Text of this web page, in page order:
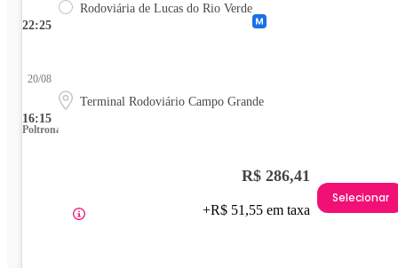
22:25
Rodoviária de Lucas do Rio Verde
16:15
20/08
Terminal Rodoviário Campo Grande
Poltrona
R$ 286,41
+R$ 51,55 em taxa
Selecionar